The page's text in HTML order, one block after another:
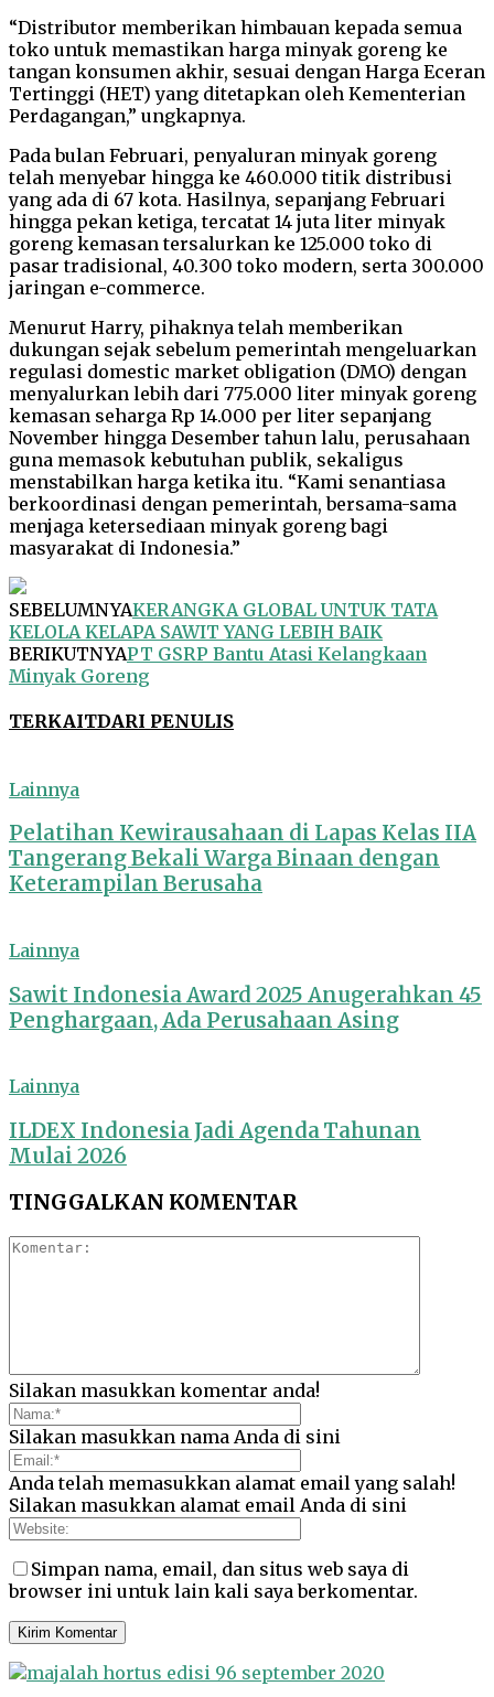
“Distributor memberikan himbauan kepada semua
toko untuk memastikan harga minyak goreng ke
tangan konsumen akhir, sesuai dengan Harga Eceran
Tertinggi (HET) yang ditetapkan oleh Kementerian
Perdagangan,” ungkapnya.
Pada bulan Februari, penyaluran minyak goreng
telah menyebar hingga ke 460.000 titik distribusi
yang ada di 67 kota. Hasilnya, sepanjang Februari
hingga pekan ketiga, tercatat 14 juta liter minyak
goreng kemasan tersalurkan ke 125.000 toko di
pasar tradisional, 40.300 toko modern, serta 300.000
jaringan e-commerce.
Menurut Harry, pihaknya telah memberikan
dukungan sejak sebelum pemerintah mengeluarkan
regulasi domestic market obligation (DMO) dengan
menyalurkan lebih dari 775.000 liter minyak goreng
kemasan seharga Rp 14.000 per liter sepanjang
November hingga Desember tahun lalu, perusahaan
guna memasok kebutuhan publik, sekaligus
menstabilkan harga ketika itu. “Kami senantiasa
berkoordinasi dengan pemerintah, bersama-sama
menjaga ketersediaan minyak goreng bagi
masyarakat di Indonesia.”
SEBELUMNYAKERANGKA GLOBAL UNTUK TATA
KELOLA KELAPA SAWIT YANG LEBIH BAIK
BERIKUTNYAPT GSRP Bantu Atasi Kelangkaan
Minyak Goreng
TERKAITDARI PENULIS
Lainnya
Pelatihan Kewirausahaan di Lapas Kelas IIA
Tangerang Bekali Warga Binaan dengan
Keterampilan Berusaha
Lainnya
Sawit Indonesia Award 2025 Anugerahkan 45
Penghargaan, Ada Perusahaan Asing
Lainnya
ILDEX Indonesia Jadi Agenda Tahunan
Mulai 2026
TINGGALKAN KOMENTAR
Silakan masukkan komentar anda!
Silakan masukkan nama Anda di sini
Anda telah memasukkan alamat email yang salah!
Silakan masukkan alamat email Anda di sini
Simpan nama, email, dan situs web saya di
browser ini untuk lain kali saya berkomentar.